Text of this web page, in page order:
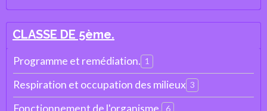
CLASSE DE 5ème.
Programme et remédiation. 1
Respiration et occupation des milieux 3
Fonctionnement de l'organisme. 6